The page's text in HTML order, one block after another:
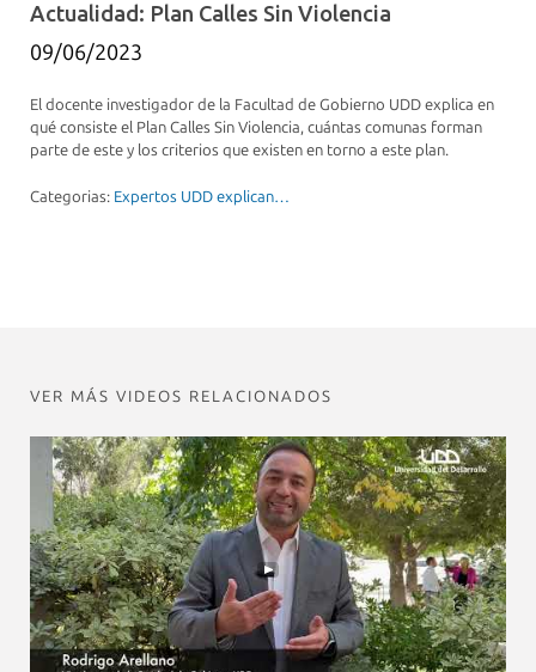
Actualidad: Plan Calles Sin Violencia
09/06/2023
El docente investigador de la Facultad de Gobierno UDD explica en
qué consiste el Plan Calles Sin Violencia, cuántas comunas forman
parte de este y los criterios que existen en torno a este plan.
Categorias: Expertos UDD explican…
VER MÁS VIDEOS RELACIONADOS